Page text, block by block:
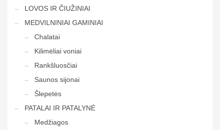
LOVOS IR ČIUŽINIAI
MEDVILNINIAI GAMINIAI
Chalatai
Kilimėliai voniai
Rankšluosčiai
Saunos sijonai
Šlepetės
PATALAI IR PATALYNĖ
Medžiagos